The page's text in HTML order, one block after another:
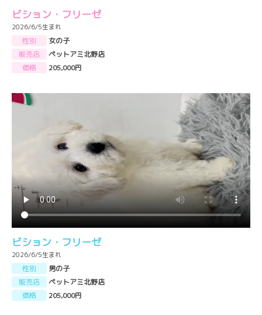
ビション・フリーゼ
2026/6/5生まれ
性別
女の子
販売店
ペットアミ北野店
価格
205,000円
ビション・フリーゼ
2026/6/5生まれ
性別
男の子
販売店
ペットアミ北野店
価格
205,000円